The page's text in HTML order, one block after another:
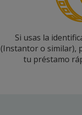
Si usas la
(Instantor o similar),
tu préstamo